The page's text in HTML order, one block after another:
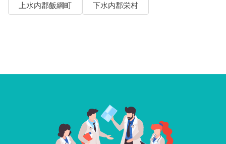
上水内郡飯綱町
下水内郡栄村